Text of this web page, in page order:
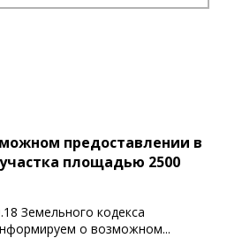
предоставлении в
площадью 2500
Земельного кодекса
о возможном...